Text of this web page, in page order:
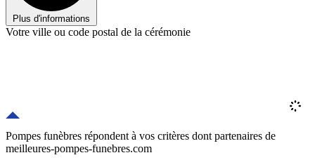
Plus d'informations
Votre ville ou code postal de la cérémonie
Pompes funèbres répondent à vos critères dont partenaires de
meilleures-pompes-funebres.com